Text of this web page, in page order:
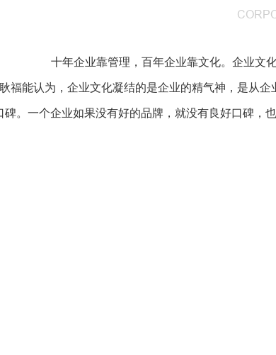
十年企业靠管理，百年企业靠文化。企业文
福能认为，企业文化凝结的是企业的精气神，是从
碑。一个企业如果没有好的品牌，就没有良好口碑，